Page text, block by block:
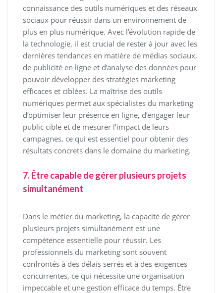
connaissance des outils numériques et des réseaux
sociaux pour réussir dans un environnement de
plus en plus numérique. Avec l’évolution rapide de
la technologie, il est crucial de rester à jour avec les
dernières tendances en matière de médias sociaux,
de publicité en ligne et d’analyse des données pour
pouvoir développer des stratégies marketing
efficaces et ciblées. La maîtrise des outils
numériques permet aux spécialistes du marketing
d’optimiser leur présence en ligne, d’engager leur
public cible et de mesurer l’impact de leurs
campagnes, ce qui est essentiel pour obtenir des
résultats concrets dans le domaine du marketing.
7. Être capable de gérer plusieurs projets
simultanément
Dans le métier du marketing, la capacité de gérer
plusieurs projets simultanément est une
compétence essentielle pour réussir. Les
professionnels du marketing sont souvent
confrontés à des délais serrés et à des exigences
concurrentes, ce qui nécessite une organisation
impeccable et une gestion efficace du temps. Être